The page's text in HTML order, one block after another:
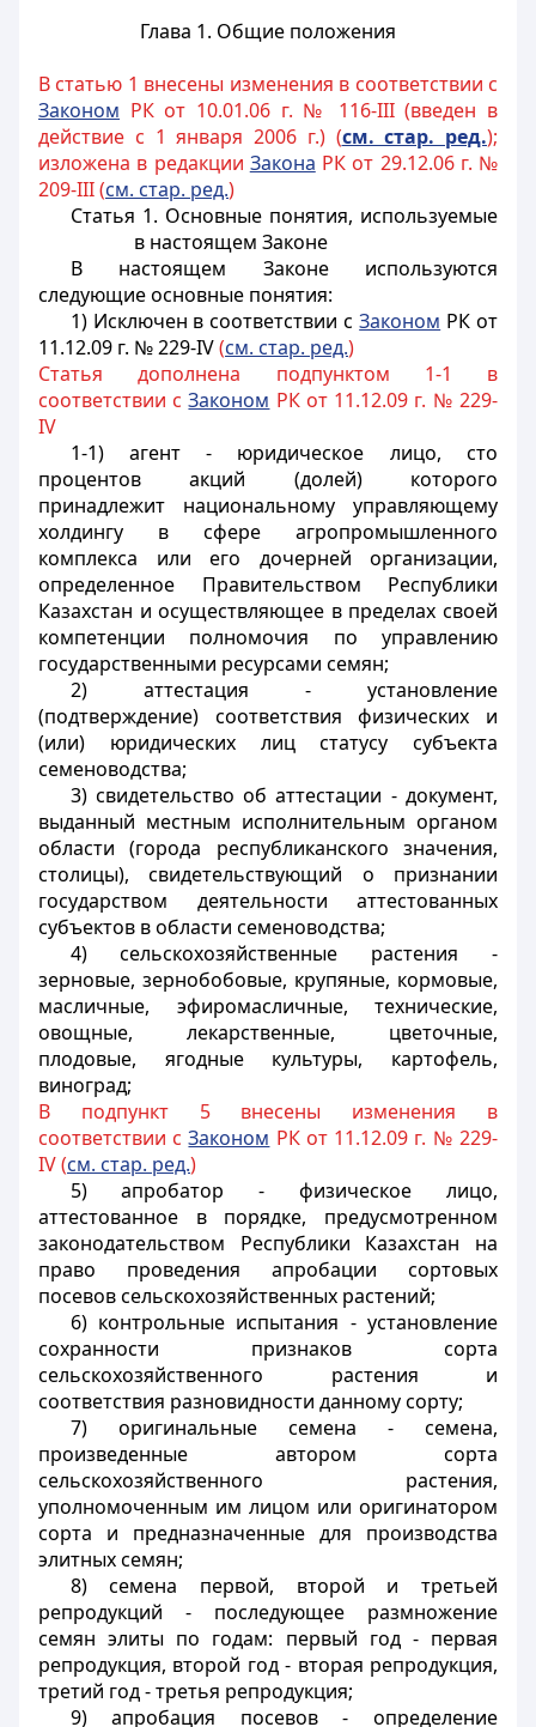
Глава 1. Общие положения
В статью 1 внесены изменения в соответствии с
Законом РК от 10.01.06 г. № 116-III (введен в
действие с 1 января 2006 г.) (см. стар. ред.);
изложена в редакции Закона РК от 29.12.06 г. №
209-III (см. стар. ред.)
Статья 1. Основные понятия, используемые
в настоящем Законе
В настоящем Законе используются
следующие основные понятия:
1) Исключен в соответствии сЗаконом РК от
11.12.09 г. № 229-IV(см. стар. ред.)
Статья дополнена подпунктом 1-1 в
соответствии сЗаконом РК от 11.12.09 г. № 229-
IV
1-1) агент - юридическое лицо, сто
процентов акций (долей) которого
принадлежит национальному управляющему
холдингу в сфере агропромышленного
комплекса или его дочерней организации,
определенное Правительством Республики
Казахстан и осуществляющее в пределах своей
компетенции полномочия по управлению
государственными ресурсами семян;
2) аттестация - установление
(подтверждение) соответствия физических и
(или) юридических лиц статусу субъекта
семеноводства;
3) свидетельство об аттестации - документ,
выданный местным исполнительным органом
области (города республиканского значения,
столицы), свидетельствующий о признании
государством деятельности аттестованных
субъектов в области семеноводства;
4) сельскохозяйственные растения -
зерновые, зернобобовые, крупяные, кормовые,
масличные, эфиромасличные, технические,
овощные, лекарственные, цветочные,
плодовые, ягодные культуры, картофель,
виноград;
В подпункт 5 внесены изменения в
соответствии сЗаконом РК от 11.12.09 г. № 229-
IV (см. стар. ред.)
5) апробатор - физическое лицо,
аттестованное в порядке, предусмотренном
законодательством Республики Казахстан на
право проведения апробации сортовых
посевов сельскохозяйственных растений;
6) контрольные испытания - установление
сохранности признаков сорта
сельскохозяйственного растения и
соответствия разновидности данному сорту;
7) оригинальные семена - семена,
произведенные автором сорта
сельскохозяйственного растения,
уполномоченным им лицом или оригинатором
сорта и предназначенные для производства
элитных семян;
8) семена первой, второй и третьей
репродукций - последующее размножение
семян элиты по годам: первый год - первая
репродукция, второй год - вторая репродукция,
третий год - третья репродукция;
9) апробация посевов - определение